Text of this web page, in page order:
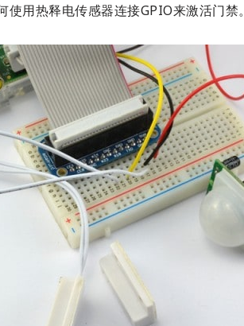
用热释电传感器连接GPIO来激活门禁。